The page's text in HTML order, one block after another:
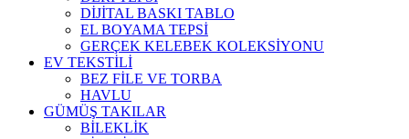
DİJİTAL BASKI TABLO
EL BOYAMA TEPSİ
GERÇEK KELEBEK KOLEKSİYONU
EV TEKSTİLİ
BEZ FİLE VE TORBA
HAVLU
GÜMÜŞ TAKILAR
BİLEKLİK